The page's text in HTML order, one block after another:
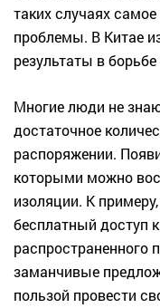
таких случаях
проблемы. В Китае
результаты в
Многие люди не
достаточное
распоряжении.
которыми можно
изоляции. К
бесплатный доступ
распространенного
заманчивые
пользой провести